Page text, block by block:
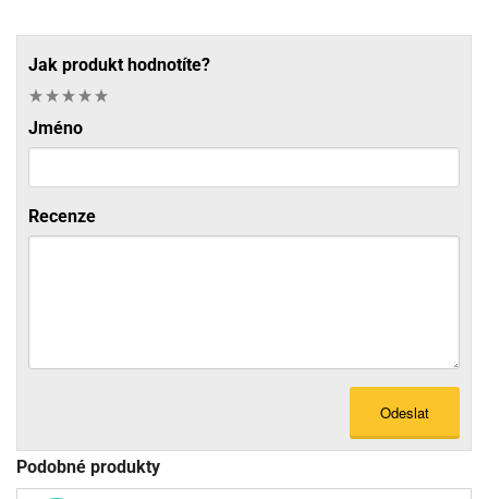
Jak produkt hodnotíte?
Jméno
Recenze
Odeslat
Podobné produkty